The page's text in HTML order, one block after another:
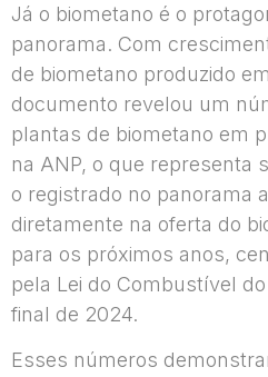
Já o biometano é o
panorama. Com
de biometano produzido
documento revelou um
plantas de biometano em
na ANP, o que representa
o registrado no panorama
diretamente na oferta do
para os próximos anos,
pela Lei do Combustível
final de 2024.
Esses números